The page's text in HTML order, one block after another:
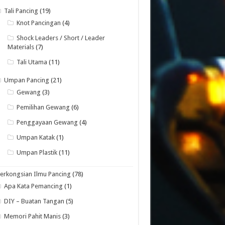
Tali Pancing (19)
Knot Pancingan (4)
Shock Leaders / Short / Leader
Materials(7)
Tali Utama (11)
Umpan Pancing (21)
Gewang (3)
Pemilihan Gewang (6)
Penggayaan Gewang (4)
Umpan Katak (1)
Umpan Plastik (11)
Ilmu Pancing (78)
Apa Kata Pemancing (1)
DIY – Buatan Tangan (5)
Memori Pahit Manis (3)